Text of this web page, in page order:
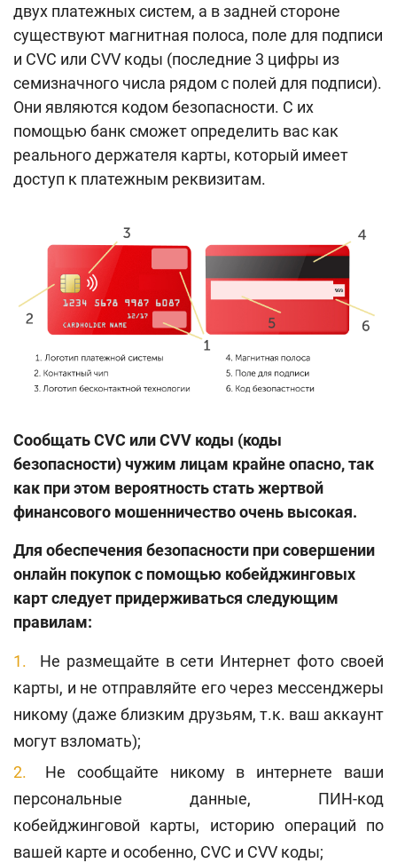
двух платежных систем, а в задней стороне
существуют магнитная полоса, поле для подписи
и CVC или CVV коды (последние 3 цифры из
семизначного числа рядом с полей для подписи).
Они являются кодом безопасности. С их
помощью банк сможет определить вас как
реального держателя карты, который имеет
доступ к платежным реквизитам.
Сообщать CVC или CVV коды (коды
безопасности) чужим лицам крайне опасно, так
как при этом вероятность стать жертвой
финансового мошенничество очень высокая.
Для обеспечения безопасности при совершении
онлайн покупок с помощью кобейджинговых
карт следует придерживаться следующим
правилам:
Не размещайте в сети Интернет фото своей
карты, и не отправляйте его через мессенджеры
никому (даже близким друзьям, т.к. ваш аккаунт
могут взломать);
Не сообщайте никому в интернете ваши
персональные данные, ПИН-код
кобейджинговой карты, историю операций по
вашей карте и особенно, CVC и CVV коды;